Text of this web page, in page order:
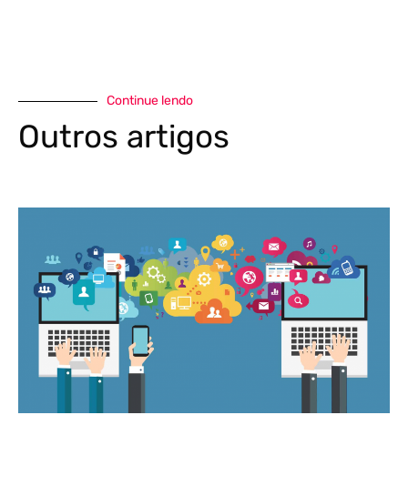
Continue lendo
Outros artigos